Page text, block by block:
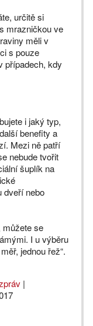
určitě si
mrazničkou ve
měli v
s pouze
případech, kdy
i jaký typ,
benefity a
Mezi ně patří
nebude tvořit
šuplík na
dveří nebo
můžete se
I u výběru
jednou řež“.
|